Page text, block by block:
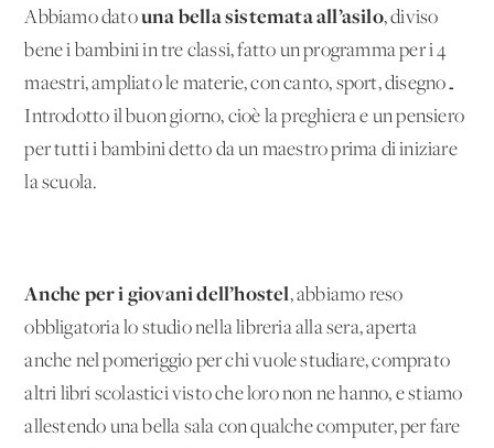
Abbiamo datouna bella sistemata all’asilo, diviso
bene i bambini in tre classi, fatto un programma per i 4
maestri, ampliato le materie, con canto, sport, disegno…
Introdotto il buon giorno, cioè la preghiera e un pensiero
per tutti i bambini detto da un maestro prima di iniziare
la scuola.
Anche per i giovani dell’hostel, abbiamo reso
obbligatoria lo studio nella libreria alla sera, aperta
anche nel pomeriggio per chi vuole studiare, comprato
altri libri scolastici visto che loro non ne hanno, e stiamo
allestendo una bella sala con qualche computer, per fare